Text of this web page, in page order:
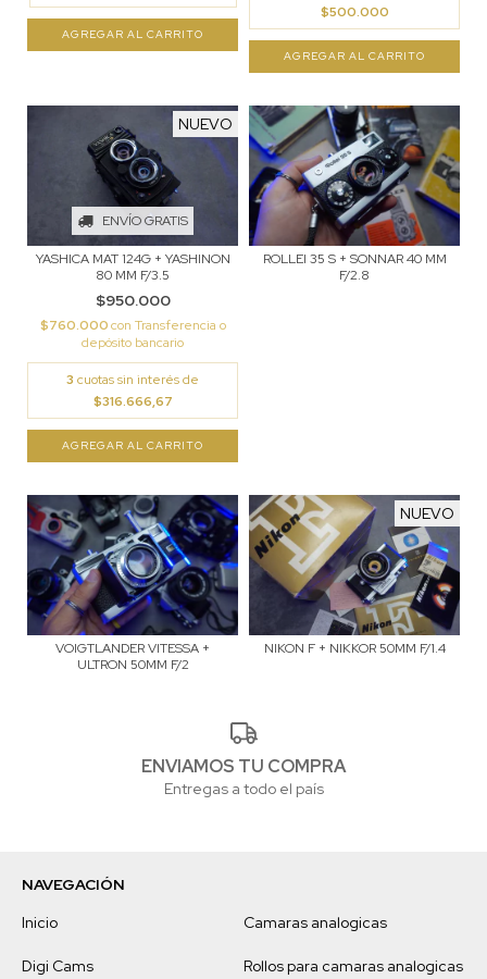
$500.000
ENVÍO GRATIS
NUEVO
YASHICA MAT 124G + YASHINON
80 MM F/3.5
$950.000
$760.000con Transferencia o
depósito bancario
3 cuotas sin interés de
$316.666,67
ROLLEI 35 S + SONNAR 40 MM
F/2.8
VOIGTLANDER VITESSA +
ULTRON 50MM F/2
NUEVO
NIKON F + NIKKOR 50MM F/1.4
ENVIAMOS TU COMPRA
Entregas a todo el país
NAVEGACIÓN
Inicio
Camaras analogicas
Digi Cams Rollos para camaras analogicas